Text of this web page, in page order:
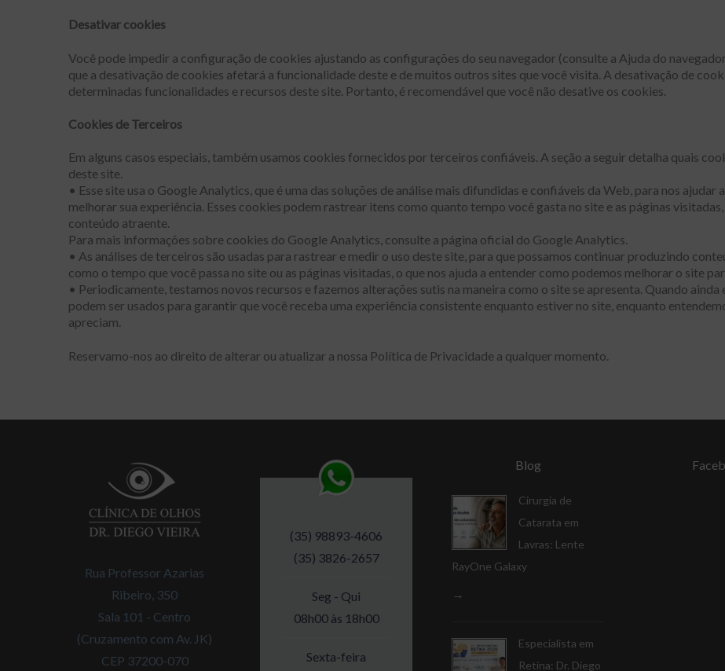
Desativar cookies
Você pode impedir a configuração de cookies ajustando as configurações do seu navegador (consulte a Ajuda do
que a desativação de cookies afetará a funcionalidade deste e de muitos outros sites que você visita. A desativação de
determinadas funcionalidades e recursos deste site. Portanto, é recomendável que você não desative os cookies.
Cookies de Terceiros
Em alguns casos especiais, também usamos cookies fornecidos por terceiros confiáveis. A seção a seguir detalha quais
deste site.
• Esse site usa o Google Analytics, que é uma das soluções de análise mais difundidas e confiáveis da Web, para nos
melhorar sua experiência. Esses cookies podem rastrear itens como quanto tempo você gasta no site e as páginas
conteúdo atraente.
Para mais informações sobre cookies do Google Analytics, consulte a página oficial do Google Analytics.
• As análises de terceiros são usadas para rastrear e medir o uso deste site, para que possamos continuar produzindo
como o tempo que você passa no site ou as páginas visitadas, o que nos ajuda a entender como podemos melhorar o site
• Periodicamente, testamos novos recursos e fazemos alterações sutis na maneira como o site se apresenta. Quando
podem ser usados para garantir que você receba uma experiência consistente enquanto estiver no site, enquanto
apreciam.
Reservamo-nos ao direito de alterar ou atualizar a nossa Política de Privacidade a qualquer momento.
Rua Professor Azarias
Ribeiro, 350
Sala 101 - Centro
(Cruzamento com Av. JK)
CEP 37200-070
(35) 98893-4606
(35) 3826-2657
Seg - Qui
08h00 às 18h00
Sexta-feira
Blog
Cirurgia de
Catarata em
Lavras: Lente
RayOne Galaxy
Especialista em
Retina: Dr. Diego